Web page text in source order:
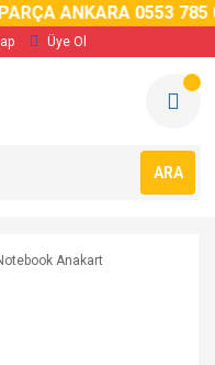
ANKARA 0553 785
Üye Ol
ARA